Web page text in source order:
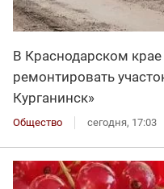
В Краснодарском
ремонтировать
Курганинск»
Общество сегодня, 17:03